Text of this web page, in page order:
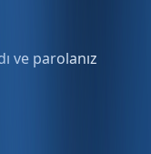
ve parolanız